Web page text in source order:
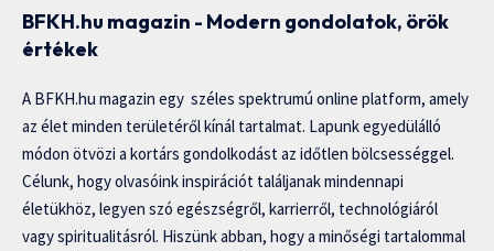
BFKH.hu magazin - Modern gondolatok, örök
értékek
A BFKH.hu magazin egy széles spektrumú online platform, amely
az élet minden területéről kínál tartalmat. Lapunk egyedülálló
módon ötvözi a kortárs gondolkodást az időtlen bölcsességgel.
Célunk, hogy olvasóink inspirációt találjanak mindennapi
életükhöz, legyen szó egészségről, karrierről, technológiáról
vagy spiritualitásról. Hiszünk abban, hogy a minőségi tartalommal